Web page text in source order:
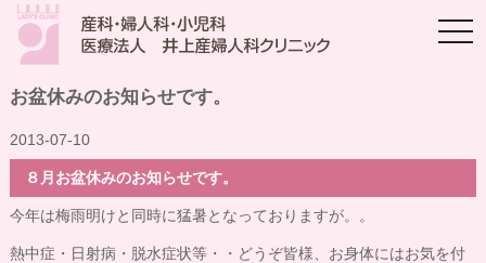
お盆休みのお知らせです。
2013-07-10
８月お盆休みのお知らせです。
今年は梅雨明けと同時に猛暑となっておりますが。。
熱中症・日射病・脱水症状等・・どうぞ皆様、お身体にはお気を付